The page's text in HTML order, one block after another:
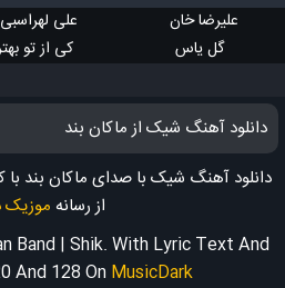
علیرضا خان
گل یاس
علی لهراسبی
کی از تو
دانلود آهنگ شیک از ماکان بند
دانلود آهنگ شیک با صدای ماکان بند با
از رسانه موزیک
Band | Shik. With Lyric Text And
And 128 On MusicDark